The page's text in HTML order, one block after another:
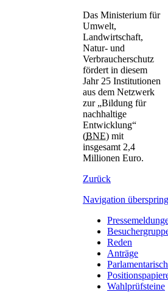
Das Ministerium für
Umwelt,
Landwirtschaft,
Natur- und
Verbraucherschutz
fördert in diesem
Jahr 25 Institutionen
aus dem Netzwerk
zur „Bildung für
nachhaltige
Entwicklung“
(BNE) mit
insgesamt 2,4
Millionen Euro.
Zurück
Navigation
Reden
Anträge
Wahlprüfsteine